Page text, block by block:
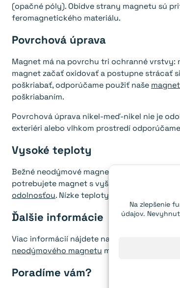
Na zlepšenie
údajov.
(opačné póly). Obidve strany magnetu sú
feromagnetického materiálu.
Povrchová úprava
Magnet má na povrchu tri ochranné vrstvy:
magnet začať oxidovať a postupne strácať
poškriabať, odporúčame použiť naše
poškriabaním.
Povrchová úprava nikel-meď-nikel nie je
exteriéri alebo vlhkom prostredí
Vysoké teploty
Bežné neodýmové magnety strácajú časť
potrebujete magnet s vyššou teplotnou
odolnosťou. Nízke teploty magnetom nevadia.
Ďalšie informácie
Viac informácií nájdete na stránke
neodýmového magnetu môžete vypočítať
Poradíme vám?